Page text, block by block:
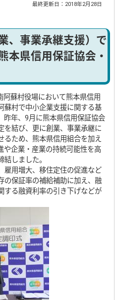
最終更新日： 2018年2月28日
、事業承継支援）で
本県信用保証協会・
蘇村役場において熊本県信用
蘇村で中小企業支援に関する基
昨年、9月に熊本県信用保証協会
を結び、更に創業、事業承継に
るため、熊本県信用組合を加え
や企業・産業の持続可能性を高
しました。
用増大、移住定住の促進など
の保証率の補給補助に加え、融
する融資利率の引き下げなどが